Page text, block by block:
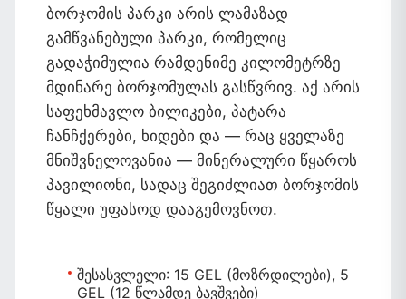
ბორჯომის პარკი არის ლამაზად
გამწვანებული პარკი, რომელიც
გადაჭიმულია რამდენიმე კილომეტრზე
მდინარე ბორჯომულას გასწვრივ. აქ არის
საფეხმავლო ბილიკები, პატარა
ჩანჩქერები, ხიდები და — რაც ყველაზე
მნიშვნელოვანია — მინერალური წყაროს
პავილიონი, სადაც შეგიძლიათ ბორჯომის
წყალი უფასოდ დააგემოვნოთ.
შესასვლელი: 15 GEL (მოზრდილები), 5
GEL (12 წლამდე ბავშვები)